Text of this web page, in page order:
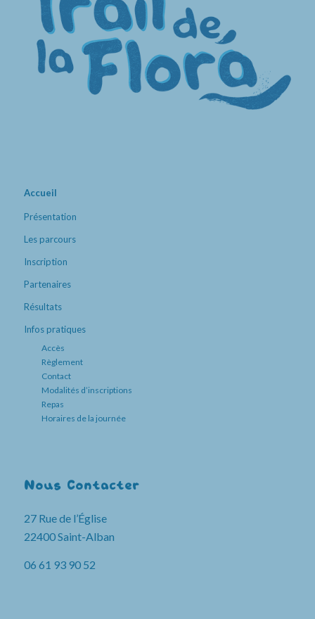
Accueil
Présentation
Les parcours
Inscription
Partenaires
Résultats
Infos pratiques
Accès
Règlement
Contact
Modalités d’inscriptions
Repas
Horaires de la journée
Nous Contacter
27 Rue de l’Église
22400 Saint-Alban
06 61 93 90 52